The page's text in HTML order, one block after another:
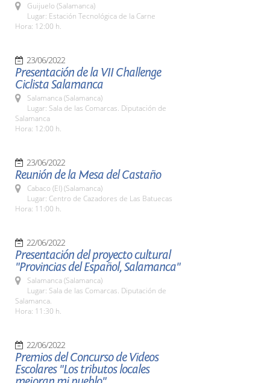
Guijuelo (Salamanca)
Lugar: Estación Tecnológica de la Carne
Hora: 12:00 h.
23/06/2022
Presentación de la VII Challenge
Ciclista Salamanca
Salamanca (Salamanca)
Lugar: Sala de las Comarcas. Diputación de
Salamanca
Hora: 12:00 h.
23/06/2022
Reunión de la Mesa del Castaño
Cabaco (El) (Salamanca)
Lugar: Centro de Cazadores de Las Batuecas
Hora: 11:00 h.
22/06/2022
Presentación del proyecto cultural
"Provincias del Español, Salamanca"
Salamanca (Salamanca)
Lugar: Sala de las Comarcas. Diputación de
Salamanca.
Hora: 11:30 h.
22/06/2022
Premios del Concurso de Videos
Escolares "Los tributos locales